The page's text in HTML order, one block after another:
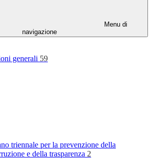
Menu di
navigazione
generali 59
triennale per la prevenzione della
e della trasparenza 2